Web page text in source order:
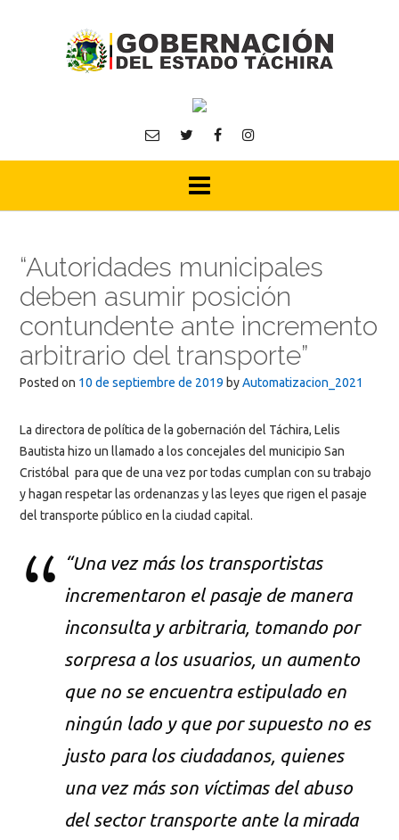
“Autoridades municipales
deben asumir posición
contundente ante incremento
arbitrario del transporte”
Posted on 10 de septiembre de 2019 byAutomatizacion_2021
La directora de política de la gobernación del Táchira, Lelis
Bautista hizo un llamado a los concejales del municipio San
Cristóbal para que de una vez por todas cumplan con su trabajo
y hagan respetar las ordenanzas y las leyes que rigen el pasaje
del transporte público en la ciudad capital.
“Una vez más los transportistas
incrementaron el pasaje de manera
inconsulta y arbitraria, tomando por
sorpresa a los usuarios, un aumento
que no se encuentra estipulado en
ningún lado y que por supuesto no es
justo para los ciudadanos, quienes
una vez más son víctimas del abuso
del sector transporte ante la mirada